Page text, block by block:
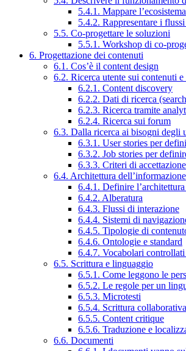
5.4.1. Mappare l’ecosistema
5.4.2. Rappresentare i
5.5. Co-progettare le soluzioni
5.5.1. Workshop di co-
6. Progettazione dei contenuti
6.1. Cos’è il content design
6.2. Ricerca utente sui contenuti
6.2.1. Content discovery
6.2.2. Dati di ricerca
6.2.3. Ricerca tramite
6.2.4. Ricerca sui forum
6.3. Dalla ricerca ai bisogni degli
6.3.1. User stories per
6.3.2. Job stories per
6.3.3. Criteri di accettazione
6.4. Architettura dell’informazione
6.4.1. Definire
6.4.2. Alberatura
6.4.3. Flussi di interazione
6.4.4. Sistemi di
6.4.5. Tipologie di
6.4.6. Ontologie e standard
6.4.7. Vocabolari controllati
6.5. Scrittura e linguaggio
6.5.1. Come leggono le
6.5.2. Le regole per un
6.5.3. Microtesti
6.5.4. Scrittura collaborativa
6.5.5. Content critique
6.5.6. Traduzione e
6.6. Documenti